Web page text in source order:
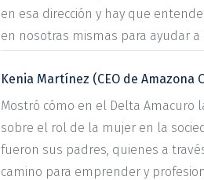
en esa dirección y hay que
en nosotras mismas para ayudar
Kenia Martínez (CEO de Amazona
Mostró cómo en el Delta
sobre el rol de la mujer en la
fueron sus padres, quienes a
camino para emprender y